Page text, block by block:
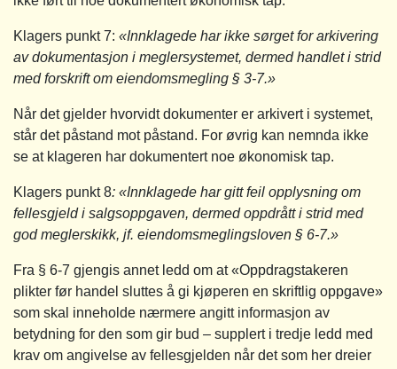
Klagers punkt 7: «Innklagede har ikke sørget for arkivering
av dokumentasjon i meglersystemet, dermed handlet i strid
med forskrift om eiendomsmegling § 3‑7.»
Når det gjelder hvorvidt dokumenter er arkivert i systemet,
står det påstand mot påstand. For øvrig kan nemnda ikke
se at klageren har dokumentert noe økonomisk tap.
Klagers punkt 8: «Innklagede har gitt feil opplysning om
fellesgjeld i salgsoppgaven, dermed oppdrått i strid med
god meglerskikk, jf. eiendomsmeglingsloven § 6‑7.»
Fra § 6-7 gjengis annet ledd om at «Oppdragstakeren
plikter før handel sluttes å gi kjøperen en skriftlig oppgave»
som skal inneholde nærmere angitt informasjon av
betydning for den som gir bud – supplert i tredje ledd med
krav om angivelse av fellesgjelden når det som her dreier